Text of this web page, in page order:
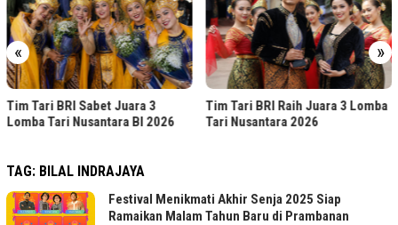
« »
Tim Tari BRI Sabet Juara 3
Lomba Tari Nusantara BI 2026
Tim Tari BRI Raih Juara 3 Lomba
Tari Nusantara 2026
TAG: BILAL INDRAJAYA
Festival Menikmati Akhir Senja 2025 Siap
Ramaikan Malam Tahun Baru di Prambanan